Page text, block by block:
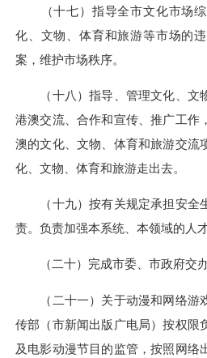
（十七）指导全市文化市场综
化、文物、体育和旅游等市场的
案，维护市场秩序。
（十八）指导、管理文化、文
港澳交流、合作和宣传、推广工作
澳的文化、文物、体育和旅游交流
化、文物、体育和旅游走出去。
（十九）按有关规定承担安全
责。负责加强本系统、本领域的人
（二十）完成市委、市政府交办
（二十一）关于动漫和网络游
传部（市新闻出版广电局）按权限
及电影动漫节目的监管，按照网络